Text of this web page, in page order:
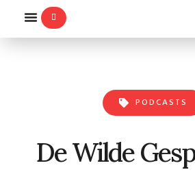
PODCASTS
De Wilde